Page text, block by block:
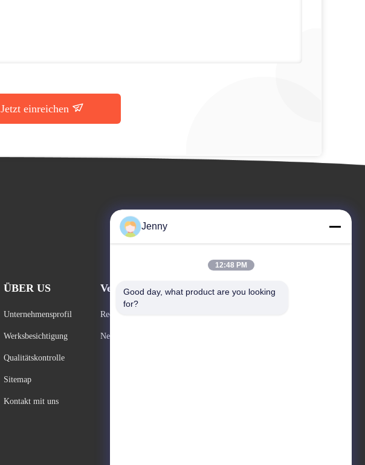
Jetzt einreichen
ÜBER US
Unternehmensprofil
Werksbesichtigung
Qualitätskontrolle
Sitemap
Kontakt mit uns
Veranstaltungen
Rechtssachen
Neuigkeiten
Antrag Ein Zitat
Jenny
12:48 PM
Good day, what product are you looking
for?